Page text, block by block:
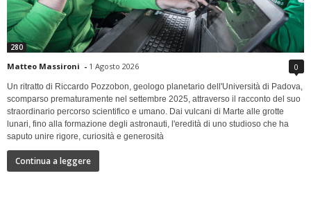
280
Matteo Massironi - 1 Agosto 2026 0
Un ritratto di Riccardo Pozzobon, geologo planetario dell'Università di Padova,
scomparso prematuramente nel settembre 2025, attraverso il racconto del suo
straordinario percorso scientifico e umano. Dai vulcani di Marte alle grotte
lunari, fino alla formazione degli astronauti, l'eredità di uno studioso che ha
saputo unire rigore, curiosità e generosità
Continua a leggere